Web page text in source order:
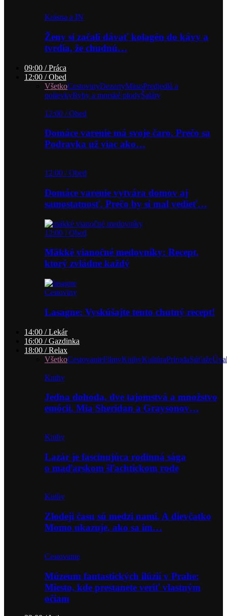
Krásna a IN
Ženy si začali dávať kolagén do kávy a
tvrdia, že chudnú…
09:00 / Práca
12:00 / Obed
VšetkoCestovinyDezertyMäsoPredjedlá a
polievkyRyby a morské plodyŠaláty
12:00 / Obed
Domáce varenie má svoje čaro. Prečo sa
Podravka už viac ako…
12:00 / Obed
Domáce varenie vytvára domov aj
samostatnosť. Prečo by si mal vedieť…
12:00 / Obed
Mäkké vianočné medovníky: Recept,
ktorý zvládne každý
Cestoviny
Lasagne: Vyskúšajte tento chutný recept!
14:00 / Lekár
16:00 / Gazdinka
18:00 / Relax
VšetkoCestovanieFilmyKnihyKultúraPrírodaSúťaže
Knihy
Jedna dohoda, dve tajomstvá a množstvo
emócií. Mia Sheridan a Graysonov…
Knihy
Lazár je fascinujúca rodinná sága
o maďarskom šľachtickom rode
Knihy
Zlodeji času sú medzi nami. A dievčatko
Momo ukazuje, ako sa im…
Cestovanie
Múzeum fantastických ilúzií v Prahe:
Miesto, kde prestanete veriť vlastným
očiam